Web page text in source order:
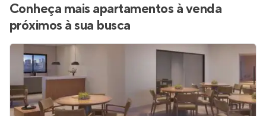
Conheça mais apartamentos à venda
próximos à sua busca